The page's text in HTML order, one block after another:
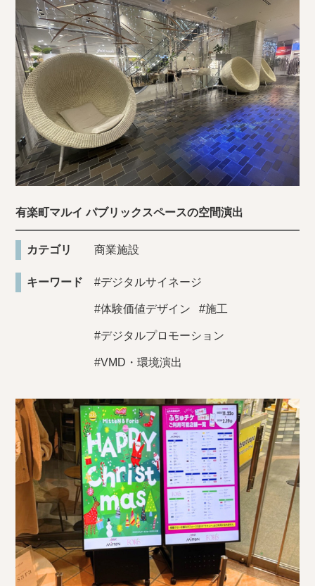
有楽町マルイ パブリックスペースの空間演出
カテゴリ 商業施設
キーワード #デジタルサイネージ
#体験価値デザイン #施工
#デジタルプロモーション
#VMD・環境演出